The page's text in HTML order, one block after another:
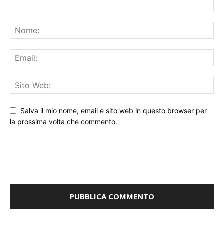
Salva il mio nome, email e sito web in questo browser per
la prossima volta che commento.